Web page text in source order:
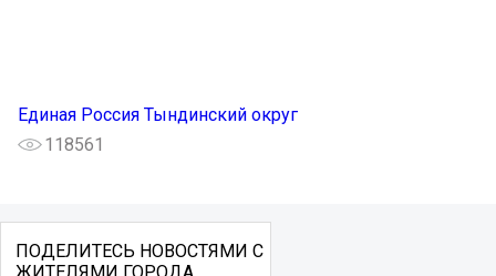
Единая Россия Тындинский округ
118561
ПОДЕЛИТЕСЬ НОВОСТЯМИ С